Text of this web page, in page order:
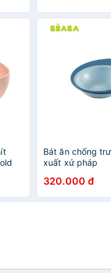
Bát ăn chống
xuất xứ pháp
320.000 đ